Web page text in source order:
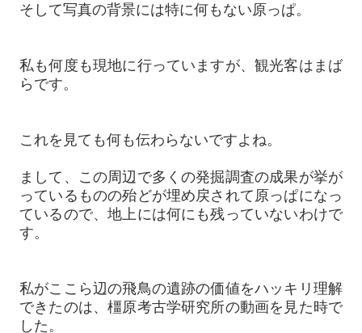
そして写真の背景には特に何もない原っぱ。
私も何度も現地に行っていますが、観光客はまば
らです。
これを見ても何も伝わらないですよね。
まして、この周辺で多くの発掘調査の成果が挙が
っているものの殆どが埋め戻されて原っぱになっ
ているので、地上には何にも残っていないわけで
す。
私がここら辺の飛鳥の遺跡の価値をハッキリ理解
できたのは、橿原考古学研究所の動画を見た時で
した。